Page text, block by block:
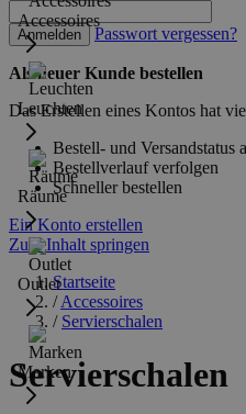
Accessoires
Leuchten
Räume
Outlet
Marken
Anmelden Passwort vergessen?
Als neuer Kunde bestellen
Das Erstellen eines Kontos hat
Bestell- und Versandstatus
Bestellverlauf verfolgen
Schneller bestellen
Ein Konto erstellen
Zum Inhalt springen
Startseite
/ Accessoires
/ Servierschalen
Servierschalen